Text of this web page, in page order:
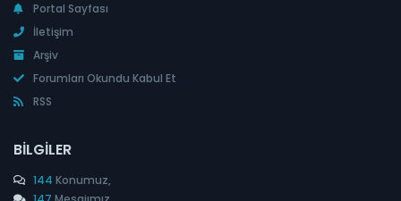
Portal Sayfası
İletişim
Arşiv
Forumları Okundu Kabul Et
RSS
BILGILER
144 Konumuz,